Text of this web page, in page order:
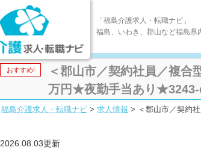
「福島介護求人・転職ナビ」
福島、いわき、郡山など福島県
おすすめ!
＜郡山市／契約社員／複
万円★夜勤手当あり
福島介護求人・転職ナビ > 求人情報 > ＜郡山市／契約
2026.08.03更新